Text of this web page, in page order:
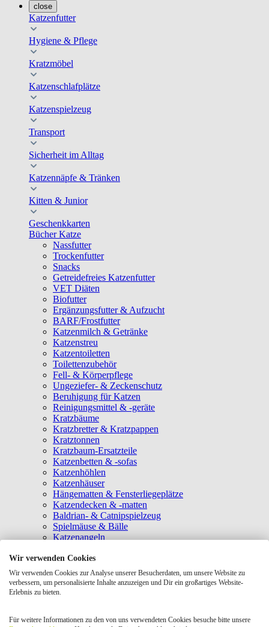
close
Katzenfutter
Hygiene & Pflege
Kratzmöbel
Katzenschlafplätze
Katzenspielzeug
Transport
Sicherheit im Alltag
Katzennäpfe & Tränken
Kitten & Junior
Geschenkkarten
Bücher Katze
Nassfutter
Trockenfutter
Snacks
Getreidefreies Katzenfutter
VET Diäten
Biofutter
Ergänzungsfutter & Aufzucht
BARF/Frostfutter
Katzenmilch & Getränke
Katzenstreu
Katzentoiletten
Toilettenzubehör
Fell- & Körperpflege
Ungeziefer- & Zeckenschutz
Beruhigung für Katzen
Reinigungsmittel & -geräte
Kratzbäume
Kratzbretter & Kratzpappen
Kratztonnen
Kratzbaum-Ersatzteile
Katzenbetten & -sofas
Katzenhöhlen
Katzenhäuser
Hängematten & Fensterliegeplätze
Katzendecken & -matten
Baldrian- & Catnipspielzeug
Spielmäuse & Bälle
Katzenangeln
Laserpointer & Elektrospielzeug
Katzentunnel
Clicker & Target Sticks für Katzen
Weiteres Katzenspielzeug
Tragetaschen
Wir verwenden Cookies
Wir verwenden Cookies zur Analyse unserer Besucherdaten, um unsere Website zu
verbessern, um personalisierte Inhalte anzuzeigen und Dir ein großartiges Website-
Erlebnis zu bieten.
Für weitere Informationen zu den von uns verwendeten Cookies besuche bitte unsere